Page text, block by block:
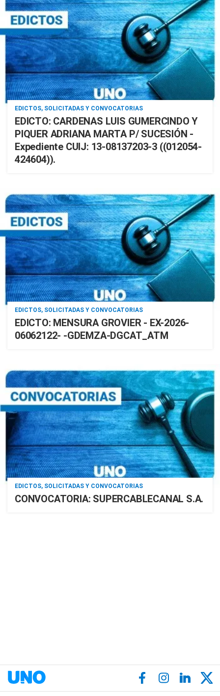
EDICTOS, SOLICITADAS Y CONVOCATORIAS
EDICTO: CARDENAS LUIS GUMERCINDO Y
PIQUER ADRIANA MARTA P/ SUCESIÓN -
Expediente CUIJ: 13-08137203-3 ((012054-
424604)).
EDICTOS, SOLICITADAS Y CONVOCATORIAS
EDICTO: MENSURA GROVIER - EX-2026-
06062122- -GDEMZA-DGCAT_ATM
EDICTOS, SOLICITADAS Y CONVOCATORIAS
CONVOCATORIA: SUPERCABLECANAL S.A.